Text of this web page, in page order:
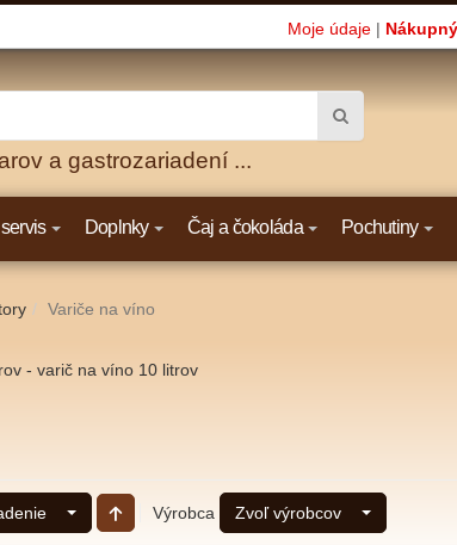
Moje údaje |
a gastrozariadení ...
Doplnky Čaj a čokoláda Pochutiny
Variče na víno
- varič na víno 10 litrov
Výrobca Zvoľ výrobcov